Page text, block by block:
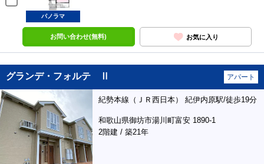
パノラマ
お問い合わせ(無料) お気に入り
グランデ・フォルテ Ⅱ アパート
紀勢本線（ＪＲ西日本） 紀伊内原駅/徒歩19分
和歌山県御坊市湯川町富安 1890-1
2階建 / 築21年